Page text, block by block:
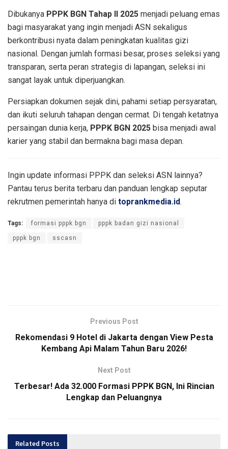
Dibukanya PPPK BGN Tahap II 2025 menjadi peluang emas
bagi masyarakat yang ingin menjadi ASN sekaligus
berkontribusi nyata dalam peningkatan kualitas gizi
nasional. Dengan jumlah formasi besar, proses seleksi yang
transparan, serta peran strategis di lapangan, seleksi ini
sangat layak untuk diperjuangkan.
Persiapkan dokumen sejak dini, pahami setiap persyaratan,
dan ikuti seluruh tahapan dengan cermat. Di tengah ketatnya
persaingan dunia kerja, PPPK BGN 2025 bisa menjadi awal
karier yang stabil dan bermakna bagi masa depan.
Ingin update informasi PPPK dan seleksi ASN lainnya?
Pantau terus berita terbaru dan panduan lengkap seputar
rekrutmen pemerintah hanya di toprankmedia.id.
Tags: formasi pppk bgn pppk badan gizi nasional
pppk bgn sscasn
Previous Post
Rekomendasi 9 Hotel di Jakarta dengan View Pesta
Kembang Api Malam Tahun Baru 2026!
Next Post
Terbesar! Ada 32.000 Formasi PPPK BGN, Ini Rincian
Lengkap dan Peluangnya
Related Posts